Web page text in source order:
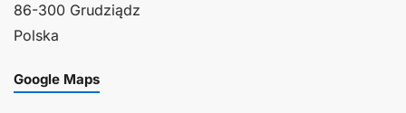
86-300 Grudziądz
Polska
Google Maps